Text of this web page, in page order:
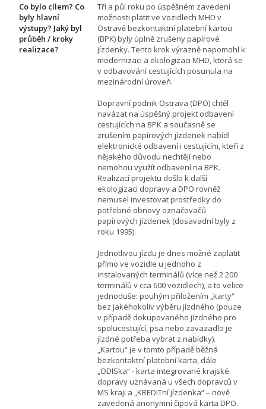
Co bylo cílem? Co
byly hlavní
výstupy? Jaký byl
průběh / kroky
realizace?
Tři a půl roku po úspěšném zavedení
možnosti platit ve vozidlech MHD v
Ostravě bezkontaktní platební kartou
(BPK) byly úplně zrušeny papírové
jízdenky. Tento krok výrazně napomohl k
modernizaci a ekologizaci MHD, která se
v odbavování cestujících posunula na
mezinárodní úroveň.
Dopravní podnik Ostrava (DPO) chtěl
navázat na úspěšný projekt odbavení
cestujících na BPK a současně se
zrušením papírových jízdenek nabídl
elektronické odbavení i cestujícím, kteří z
nějakého důvodu nechtějí nebo
nemohou využít odbavení na BPK.
Realizací projektu došlo k další
ekologizaci dopravy a DPO rovněž
nemusel investovat prostředky do
potřebné obnovy označovačů
papírových jízdenek (dosavadní byly z
roku 1995).
Jednotlivou jízdu je dnes možné zaplatit
přímo ve vozidle u jednoho z
instalovaných terminálů (více než 2 200
terminálů v cca 600 vozidlech), a to velice
jednoduše: pouhým přiložením „karty“
bez jakéhokoliv výběru jízdného (pouze
v případě dokupovaného jízdného pro
spolucestující, psa nebo zavazadlo je
jízdné potřeba vybrat z nabídky).
„Kartou“ je v tomto případě běžná
bezkontaktní platební karta, dále
„ODISka“ - karta integrované krajské
dopravy uznávaná u všech dopravců v
MS kraji a „KREDITní jízdenka“ – nově
zavedená anonymní čipová karta DPO.